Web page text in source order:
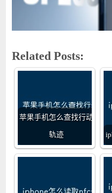
Related Posts:
苹果手机怎么查找行动
轨迹